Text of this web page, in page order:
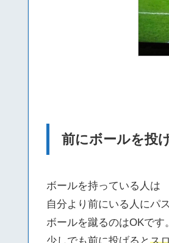
前にボールを投
ボールを持っている人は
自分より前にいる人にパ
ボールを蹴るのはOKです。